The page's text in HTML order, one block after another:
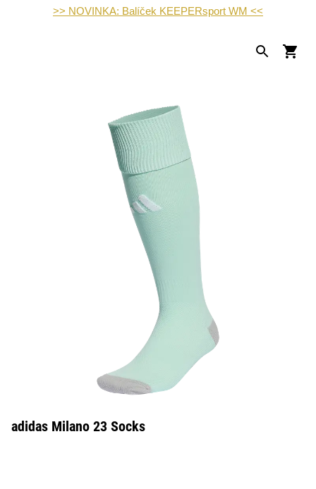
>> NOVINKA: Balíček KEEPERsport WM <<
adidas Milano 23 Socks